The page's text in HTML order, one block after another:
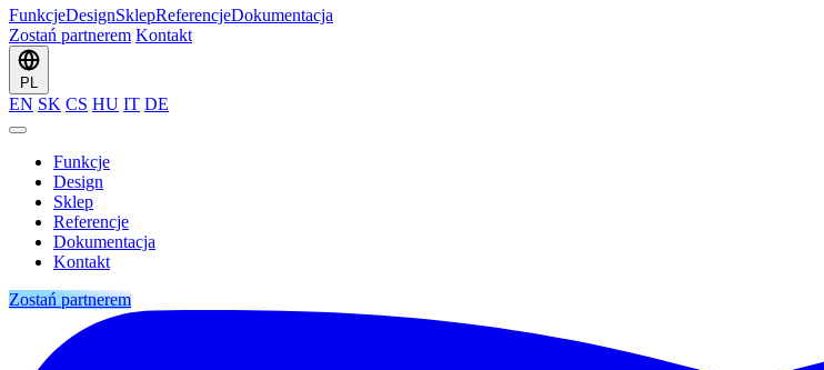
FunkcjeDesignSklepReferencjeDokumentacja
Zostań partnerem Kontakt
PL
EN SK CS HU IT DE
Funkcje
Design
Sklep
Referencje
Dokumentacja
Kontakt
Zostań partnerem